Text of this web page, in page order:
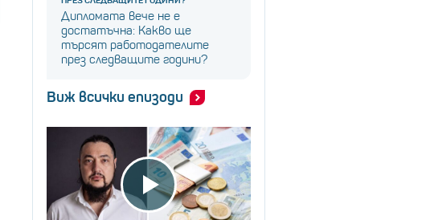
Дипломата вече не е
достатъчна: Какво ще
търсят работодателите
през следващите години?
Виж всички епизоди